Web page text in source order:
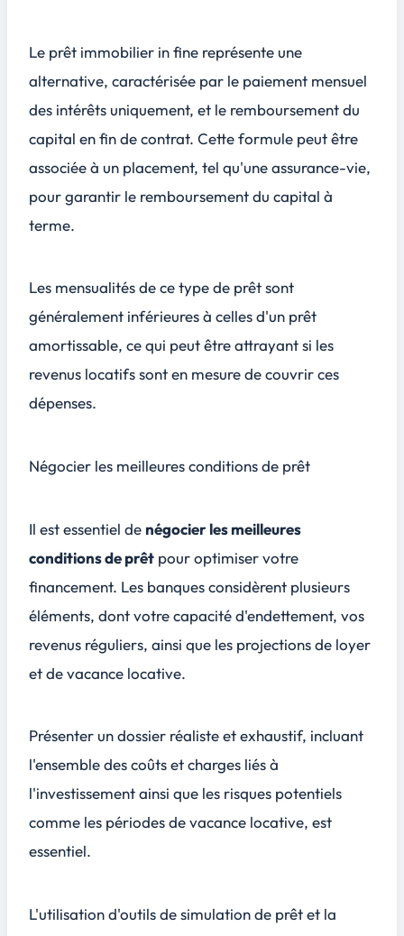
Le prêt immobilier in fine représente une
alternative, caractérisée par le paiement mensuel
des intérêts uniquement, et le remboursement du
capital en fin de contrat. Cette formule peut être
associée à un placement, tel qu'une assurance-vie,
pour garantir le remboursement du capital à
terme.
Les mensualités de ce type de prêt sont
généralement inférieures à celles d'un prêt
amortissable, ce qui peut être attrayant si les
revenus locatifs sont en mesure de couvrir ces
dépenses.
Négocier les meilleures conditions de prêt
Il est essentiel de négocier les meilleures
conditions de prêt pour optimiser votre
financement. Les banques considèrent plusieurs
éléments, dont votre capacité d'endettement, vos
revenus réguliers, ainsi que les projections de loyer
et de vacance locative.
Présenter un dossier réaliste et exhaustif, incluant
l'ensemble des coûts et charges liés à
l'investissement ainsi que les risques potentiels
comme les périodes de vacance locative, est
essentiel.
L'utilisation d'outils de simulation de prêt et la